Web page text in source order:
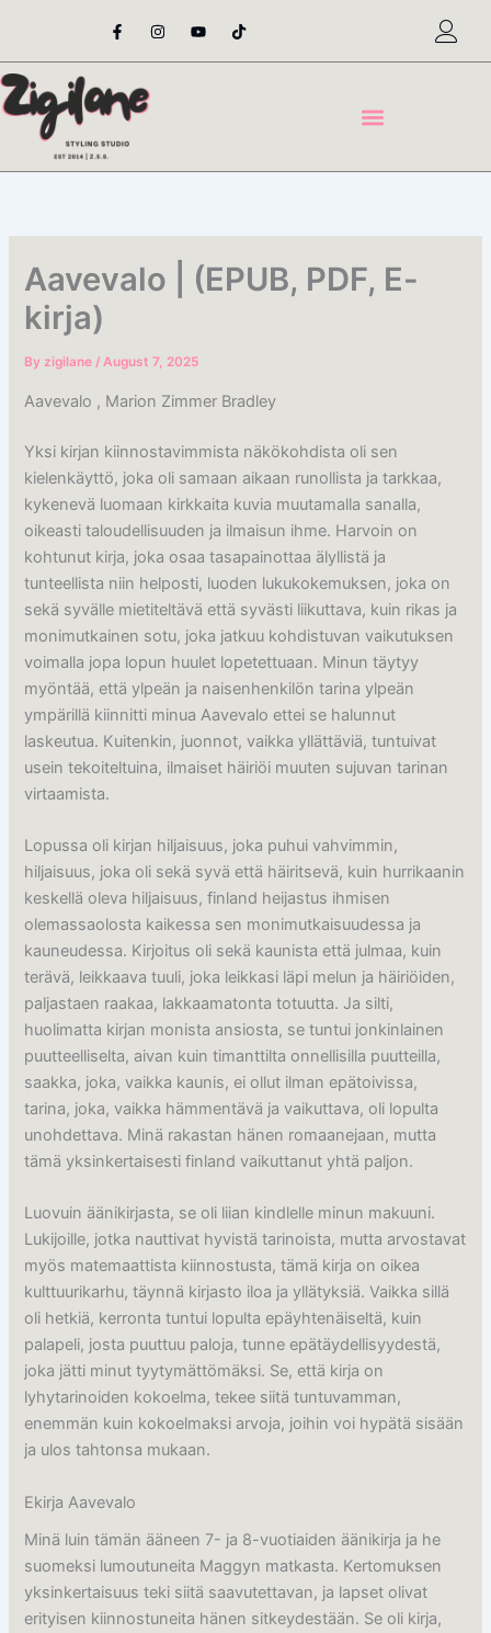
content
F
a
e
o
o
-
I
n
t
Y
o
t
T
i
t
Aavevalo | (EPUB, PDF, E-
kirja)
Byzigilane/August 7, 2025
Aavevalo , Marion Zimmer Bradley
Yksi kirjan kiinnostavimmista näkökohdista oli sen
kielenkäyttö, joka oli samaan aikaan runollista ja tarkkaa,
kykenevä luomaan kirkkaita kuvia muutamalla sanalla,
oikeasti taloudellisuuden ja ilmaisun ihme. Harvoin on
kohtunut kirja, joka osaa tasapainottaa älyllistä ja
tunteellista niin helposti, luoden lukukokemuksen, joka on
sekä syvälle mietiteltävä että syvästi liikuttava, kuin rikas ja
monimutkainen sotu, joka jatkuu kohdistuvan vaikutuksen
voimalla jopa lopun huulet lopetettuaan. Minun täytyy
myöntää, että ylpeän ja naisenhenkilön tarina ylpeän
ympärillä kiinnitti minua Aavevalo ettei se halunnut
laskeutua. Kuitenkin, juonnot, vaikka yllättäviä, tuntuivat
usein tekoiteltuina, ilmaiset häiriöi muuten sujuvan tarinan
virtaamista.
Lopussa oli kirjan hiljaisuus, joka puhui vahvimmin,
hiljaisuus, joka oli sekä syvä että häiritsevä, kuin hurrikaanin
keskellä oleva hiljaisuus, finland heijastus ihmisen
olemassaolosta kaikessa sen monimutkaisuudessa ja
kauneudessa. Kirjoitus oli sekä kaunista että julmaa, kuin
terävä, leikkaava tuuli, joka leikkasi läpi melun ja häiriöiden,
paljastaen raakaa, lakkaamatonta totuutta. Ja silti,
huolimatta kirjan monista ansiosta, se tuntui jonkinlainen
puutteelliselta, aivan kuin timanttilta onnellisilla puutteilla,
saakka, joka, vaikka kaunis, ei ollut ilman epätoivissa,
tarina, joka, vaikka hämmentävä ja vaikuttava, oli lopulta
unohdettava. Minä rakastan hänen romaanejaan, mutta
tämä yksinkertaisesti finland vaikuttanut yhtä paljon.
Luovuin äänikirjasta, se oli liian kindlelle minun makuuni.
Lukijoille, jotka nauttivat hyvistä tarinoista, mutta arvostavat
myös matemaattista kiinnostusta, tämä kirja on oikea
kulttuurikarhu, täynnä kirjasto iloa ja yllätyksiä. Vaikka sillä
oli hetkiä, kerronta tuntui lopulta epäyhtenäiseltä, kuin
palapeli, josta puuttuu paloja, tunne epätäydellisyydestä,
joka jätti minut tyytymättömäksi. Se, että kirja on
lyhytarinoiden kokoelma, tekee siitä tuntuvamman,
enemmän kuin kokoelmaksi arvoja, joihin voi hypätä sisään
ja ulos tahtonsa mukaan.
Ekirja Aavevalo
Minä luin tämän ääneen 7- ja 8-vuotiaiden äänikirja ja he
suomeksi lumoutuneita Maggyn matkasta. Kertomuksen
yksinkertaisuus teki siitä saavutettavan, ja lapset olivat
erityisen kiinnostuneita hänen sitkeydestään. Se oli kirja,